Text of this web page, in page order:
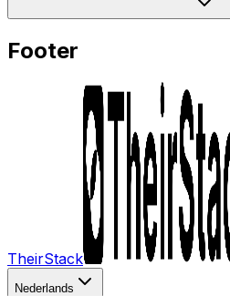
Footer
TheirStack
Nederlands